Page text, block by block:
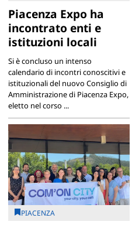
Piacenza Expo ha
incontrato enti e
istituzioni locali
Si è concluso un intenso
calendario di incontri conoscitivi e
istituzionali del nuovo Consiglio di
Amministrazione di Piacenza Expo,
eletto nel corso ...
PIACENZA